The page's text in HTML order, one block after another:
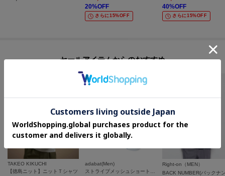
20%OFF
さらに15%OFF
40%OFF
さらに15%OFF
セールアイテムからのおすすめ
TAKEO KIKUCHI
【徳島ニット】ニットＴシャツ
adabat(Men)
Right-on（MEN）